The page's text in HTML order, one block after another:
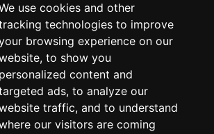
use cookies and other
technologies to improve
browsing experience on our
to show you
personalized content and
ads, to analyze our
traffic, and to understand
our visitors are coming